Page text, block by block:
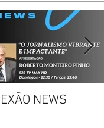
NEWS